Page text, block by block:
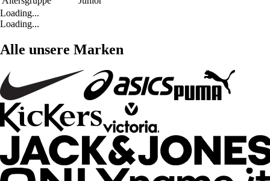
Loading...
Loading...
Alle unsere Marken